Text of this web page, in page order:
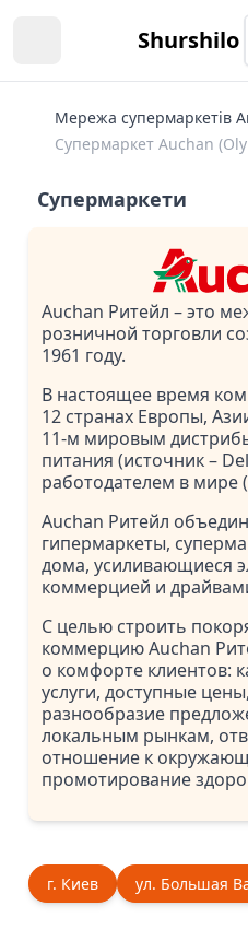
Shurshilo
Мережа супермаркетів
Супермаркет Auchan
Супермаркети
Auchan Ритейл – это
розничной торговли
1961 году.
В настоящее время
12 странах Европы,
11-м мировым
питания (источник –
работодателем в мире
Auchan Ритейл
гипермаркеты,
дома, усиливающиеся
коммерцией и
С целью строить
коммерцию Auchan
о комфорте клиентов:
услуги, доступные
разнообразие
локальным рынкам,
отношение к
промотирование
г. Киев ул. Большая